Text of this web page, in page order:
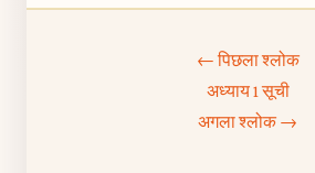
← पिछला श्लोक
अध्याय 1 सूची
अगला श्लोक →